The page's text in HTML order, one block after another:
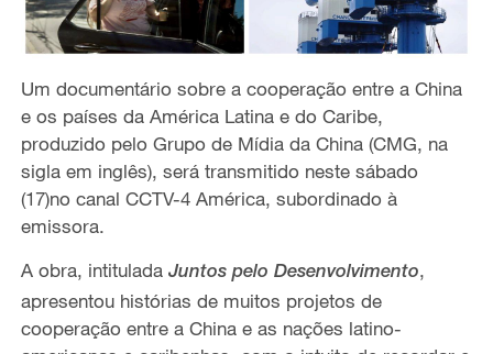
Um documentário sobre a cooperação entre a China
e os países da América Latina e do Caribe,
produzido pelo Grupo de Mídia da China (CMG, na
sigla em inglês), será transmitido neste sábado
(17)no canal CCTV-4 América, subordinado à
emissora.
A obra, intitulada Juntos pelo Desenvolvimento,
apresentou histórias de muitos projetos de
cooperação entre a China e as nações latino-